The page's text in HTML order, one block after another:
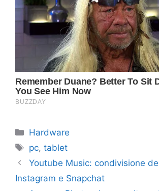
Categorie
Hardware
Tag
pc,tablet
Youtube Music: condivisione
Instagram e Snapchat